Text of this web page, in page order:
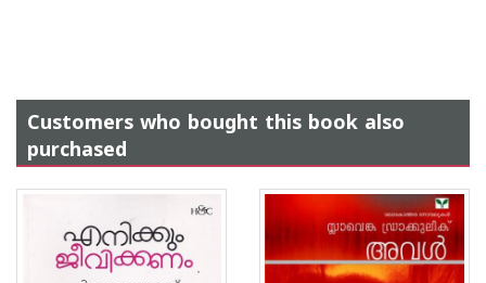
Customers who bought this book also
purchased